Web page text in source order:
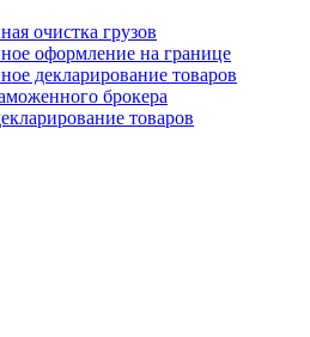
очистка грузов
оформление на границе
декларирование товаров
брокера
товаров